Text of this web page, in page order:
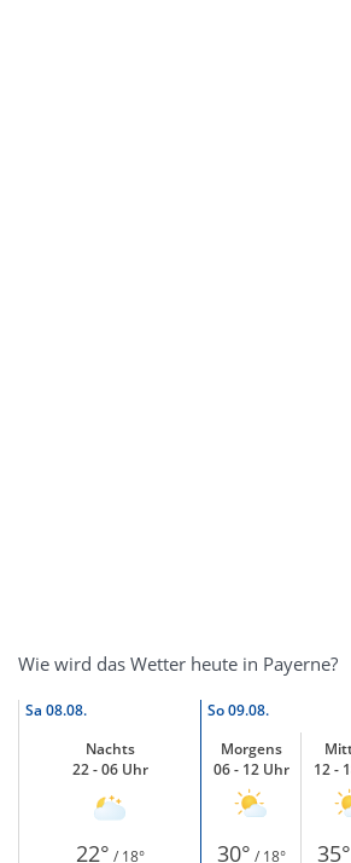
Wie wird das Wetter heute in Payerne?
Sa 08.08. So09.08.
Nachts
22 - 06 Uhr
Morgens
06 - 12 Uhr
12 -
22° / 18° 30° / 18° 35°